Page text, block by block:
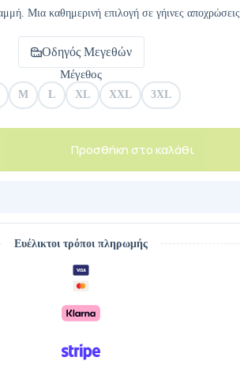
Μια καθημερινή επιλογή σε γήινες αποχρώσεις.
Οδηγός Μεγεθών
Μέγεθος
M L XL XXL 3XL
Προσθήκη στο καλάθι
Ευέλικτοι τρόποι πληρωμής